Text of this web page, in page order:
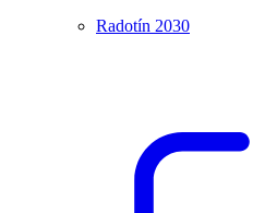
Radotín 2030